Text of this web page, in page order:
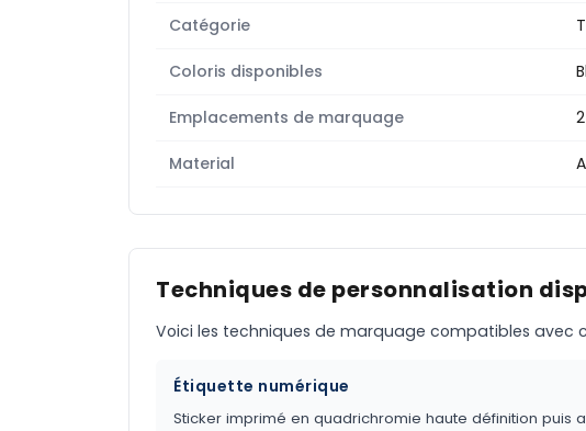
Catégorie
Coloris disponibles
Emplacements de marquage 2
Material
Techniques de personnalisation
Voici les techniques de marquage compatibles avec
Étiquette numérique
Sticker imprimé en quadrichromie haute définition puis